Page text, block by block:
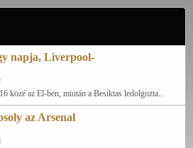
napja, Liverpool-
közé az El-ben, miután a Besiktas ledolgozta...
az Arsenal